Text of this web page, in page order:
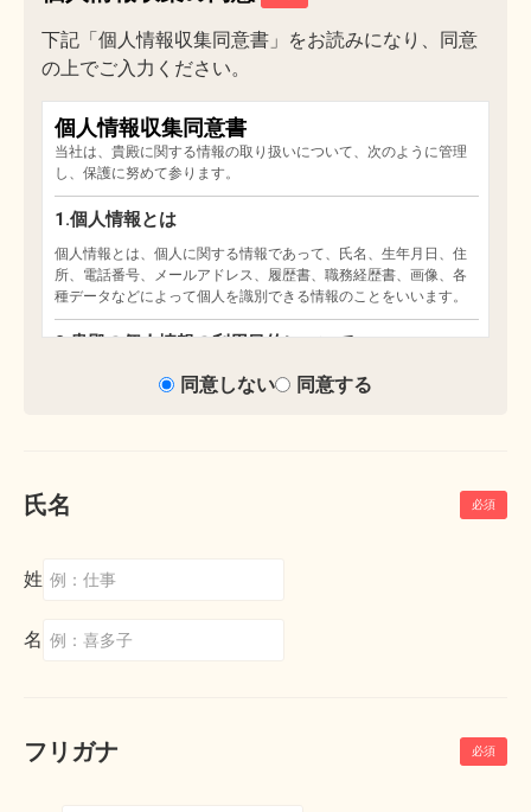
下記「個人情報収集同意書」をお読みになり、同意
の上でご入力ください。
同意しない 同意する
氏名
姓
名
フリガナ